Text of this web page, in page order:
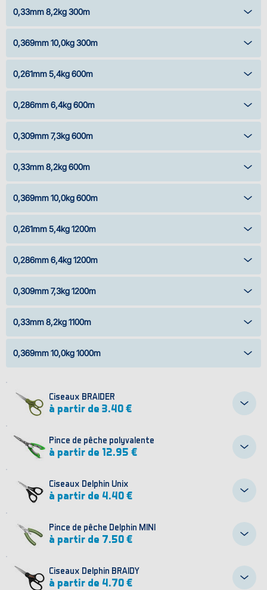
0,33mm 8,2kg 300m
0,369mm 10,0kg 300m
0,261mm 5,4kg 600m
0,286mm 6,4kg 600m
0,309mm 7,3kg 600m
0,33mm 8,2kg 600m
0,369mm 10,0kg 600m
0,261mm 5,4kg 1200m
0,286mm 6,4kg 1200m
0,309mm 7,3kg 1200m
0,33mm 8,2kg 1100m
0,369mm 10,0kg 1000m
Ciseaux BRAIDER
à partir de 3.40 €
Pince de pêche polyvalente
à partir de 12.95 €
Ciseaux Delphin Unix
à partir de 4.40 €
Pince de pêche Delphin MINI
à partir de 7.50 €
Ciseaux Delphin BRAIDY
à partir de 4.70 €